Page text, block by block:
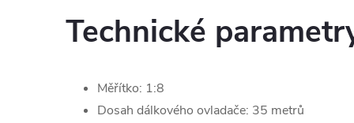
Technické
Měřítko: 1:8
Dosah dálkového ovladače: 35 metrů